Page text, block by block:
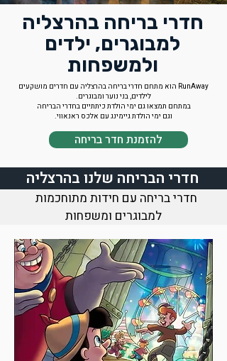
חדרי בריחה בהרצליה
למבוגרים, ילדים
ולמשפחות
RunAway הוא מתחם חדרי בריחה בהרצליה עם חדרים מושקעים
לילדים, בני נוער ומבוגרים.
במתחם תמצאו גם ימי הולדת כיתתיים בחדרי הבריחה
וגם ימי הולדת גיימינג עם אלכס ראנאווי.
להזמנת חדר בריחה
חדרי הבריחה שלנו בהרצליה
למבוגרים ומשפחות